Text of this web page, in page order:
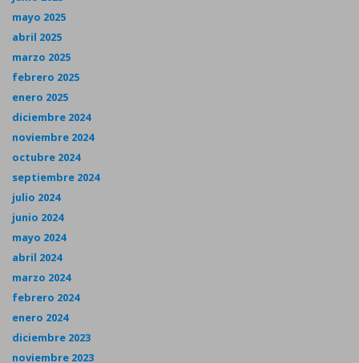
mayo 2025
abril 2025
marzo 2025
febrero 2025
enero 2025
diciembre 2024
noviembre 2024
octubre 2024
septiembre 2024
julio 2024
junio 2024
mayo 2024
abril 2024
marzo 2024
febrero 2024
enero 2024
diciembre 2023
noviembre 2023